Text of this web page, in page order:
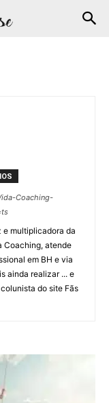
Coaching-
e multiplicadora da
Coaching, atende
em BH e via
ainda realizar ... e
do site Fãs